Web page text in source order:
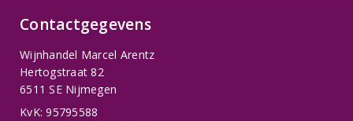
Contactgegevens
Wijnhandel Marcel Arentz
Hertogstraat 82
6511 SE Nijmegen
KvK: 95795588